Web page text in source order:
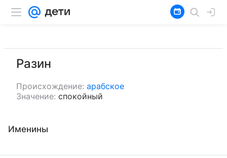
Разин
Происхождение: арабское
Значение: спокойный
Именины